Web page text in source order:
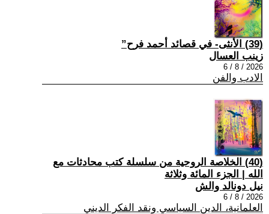
(39) الأنثى- في قصائد أحمد فرح”
زينب العسال
2026 / 8 / 6
الادب والفن
(40) الخلاصة الروحية من سلسلة كتب محادثات مع
الله | الجزء المائة وثلاثة
نيل دونالد والش
2026 / 8 / 6
العلمانية، الدين السياسي ونقد الفكر الديني